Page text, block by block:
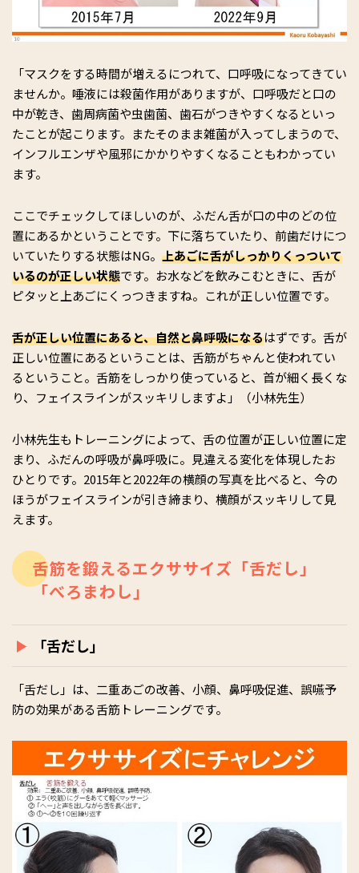
「マスクをする時間が増えるにつれて、口呼吸になってきてい
ませんか。唾液には殺菌作用がありますが、口呼吸だと口の
中が乾き、歯周病菌や虫歯菌、歯石がつきやすくなるといっ
たことが起こります。またそのまま雑菌が入ってしまうので、
インフルエンザや風邪にかかりやすくなることもわかってい
ます。
ここでチェックしてほしいのが、ふだん舌が口の中のどの位
置にあるかということです。下に落ちていたり、前歯だけにつ
いていたりする状態はNG。 上あごに舌がしっかりくっついて
いるのが正しい状態です。お水などを飲みこむときに、舌が
ピタッと上あごにくっつきますね。これが正しい位置です。
舌が正しい位置にあると、自然と鼻呼吸になるはずです。舌が
正しい位置にあるということは、舌筋がちゃんと使われてい
るということ。舌筋をしっかり使っていると、首が細く長くな
り、フェイスラインがスッキリしますよ」（小林先生）
小林先生もトレーニングによって、舌の位置が正しい位置に定
まり、ふだんの呼吸が鼻呼吸に。見違える変化を体現したお
ひとりです。2015年と2022年の横顔の写真を比べると、今の
ほうがフェイスラインが引き締まり、横顔がスッキリして見
えます。
舌筋を鍛えるエクササイズ「舌だし」
「べろまわし」
「舌だし」
「舌だし」は、二重あごの改善、小顔、鼻呼吸促進、誤嚥予
防の効果がある舌筋トレーニングです。